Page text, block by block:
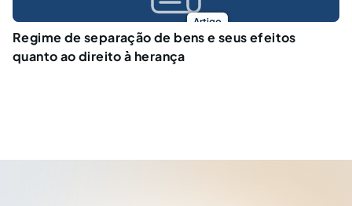
Artigo
Regime de separação de bens e seus efeitos
quanto ao direito à herança